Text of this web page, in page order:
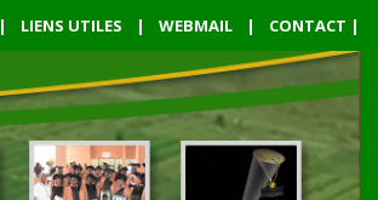
| LIENS UTILES | WEBMAIL | CONTACT |